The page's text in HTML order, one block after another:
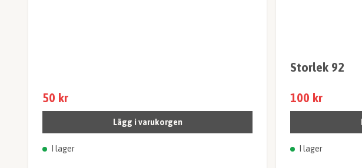
50 kr
Lägg i varukorgen
I lager
Storlek 92
100 kr
I lager